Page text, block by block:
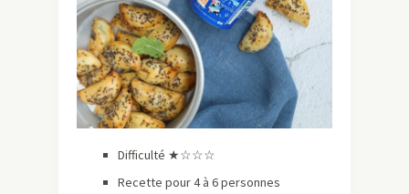
Difficulté ★☆☆☆
Recette pour 4 à 6 personnes